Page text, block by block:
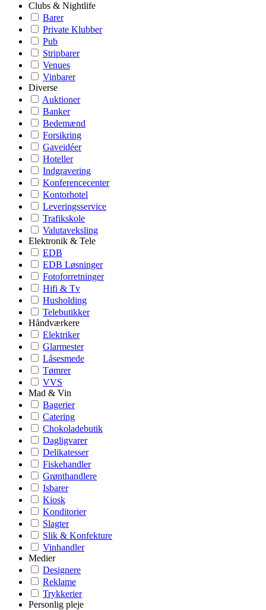
Clubs & Nightlife
Barer
Private Klubber
Pub
Stripbarer
Venues
Vinbarer
Diverse
Auktioner
Banker
Bedemænd
Forsikring
Gaveidéer
Hoteller
Indgravering
Konferencecenter
Kontorhotel
Leveringsservice
Trafikskole
Valutaveksling
Elektronik & Tele
EDB
EDB Løsninger
Fotoforretninger
Hifi & Tv
Husholding
Telebutikker
Håndværkere
Elektriker
Glarmester
Låsesmede
Tømrer
VVS
Mad & Vin
Bagerier
Catering
Chokoladebutik
Dagligvarer
Delikatesser
Fiskehandler
Grønthandlere
Isbarer
Kiosk
Konditorier
Slagter
Slik & Konfekture
Vinhandler
Medier
Designere
Reklame
Trykkerier
Personlig pleje